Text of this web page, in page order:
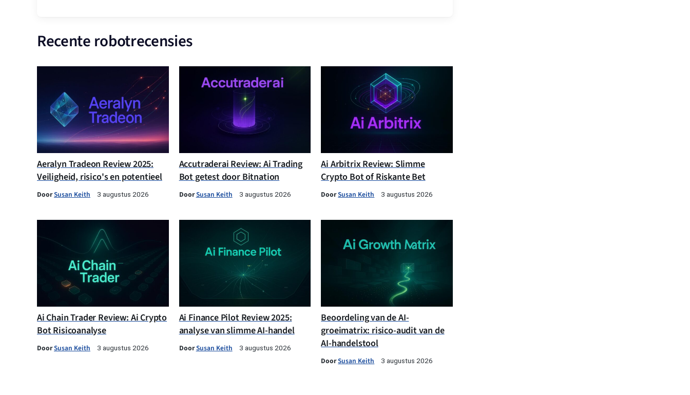
Recente robotrecensies
Aeralyn Tradeon Review 2025:
Veiligheid, risico's en potentieel
DoorSusan Keith 3 augustus 2026
Accutraderai Review: Ai Trading
Bot getest door Bitnation
DoorSusan Keith 3 augustus 2026
Ai Arbitrix Review: Slimme
Crypto Bot of Riskante Bet
DoorSusan Keith 3 augustus 2026
Ai Chain Trader Review: Ai Crypto
Bot Risicoanalyse
DoorSusan Keith 3 augustus 2026
Ai Finance Pilot Review 2025:
analyse van slimme AI-handel
DoorSusan Keith 3 augustus 2026
Beoordeling van de AI-
groeimatrix: risico-audit van de
AI-handelstool
DoorSusan Keith 3 augustus 2026